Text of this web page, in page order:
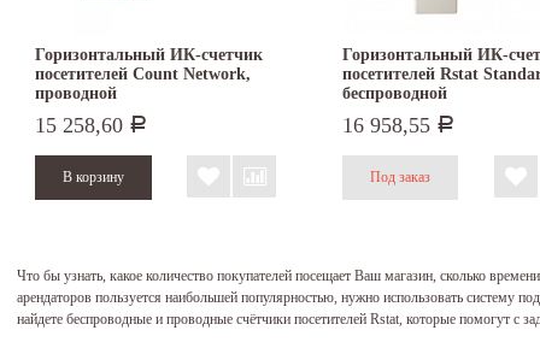
Горизонтальный ИК-счетчик
посетителей Count Network,
проводной
15 258,60 Р
Горизонтальный ИК-
посетителей Rstat
беспроводной
16 958,55 Р
Что бы узнать, какое количество покупателей посещает Ваш магазин, сколько
арендаторов пользуется наибольшей популярностью, нужно использовать систему
найдете беспроводные и проводные счётчики посетителей Rstat, которые помогут с